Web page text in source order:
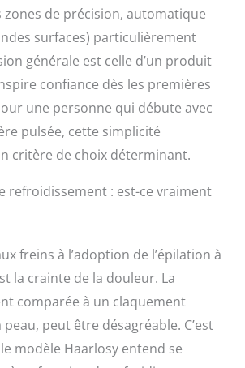
de précision, automatique
surfaces) particulièrement
générale est celle d’un produit
confiance dès les premières
une personne qui débute avec
pulsée, cette simplicité
critère de choix déterminant.
refroidissement : est-ce vraiment
freins à l’adoption de l’épilation à
la crainte de la douleur. La
comparée à un claquement
peau, peut être désagréable. C’est
modèle Haarlosy entend se